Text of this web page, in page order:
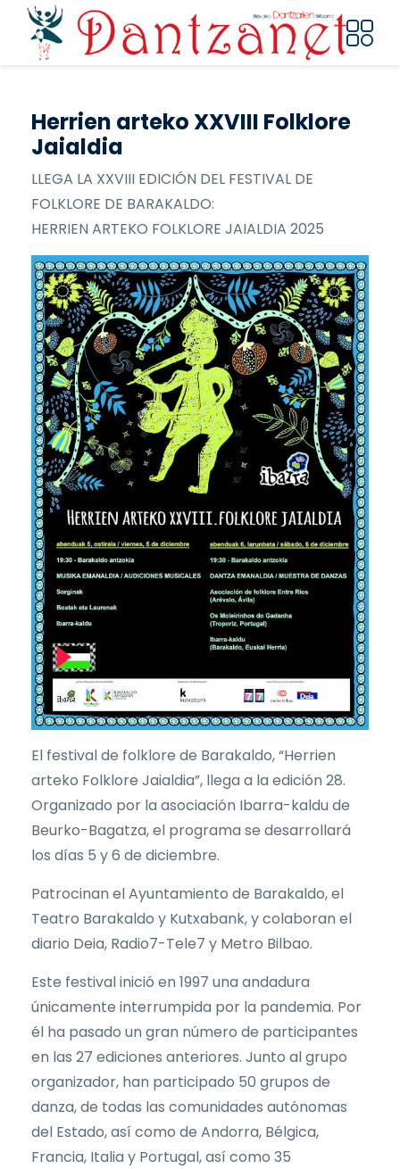
Pasar al contenido principal
Herrien arteko XXVIII Folklore
Jaialdia
LLEGA LA XXVIII EDICIÓN DEL FESTIVAL DE
FOLKLORE DE BARAKALDO:
HERRIEN ARTEKO FOLKLORE JAIALDIA 2025
El festival de folklore de Barakaldo, “Herrien
arteko Folklore Jaialdia”, llega a la edición 28.
Organizado por la asociación Ibarra-kaldu de
Beurko-Bagatza, el programa se desarrollará
los días 5 y 6 de diciembre.
Patrocinan el Ayuntamiento de Barakaldo, el
Teatro Barakaldo y Kutxabank, y colaboran el
diario Deia, Radio7-Tele7 y Metro Bilbao.
Este festival inició en 1997 una andadura
únicamente interrumpida por la pandemia. Por
él ha pasado un gran número de participantes
en las 27 ediciones anteriores. Junto al grupo
organizador, han participado 50 grupos de
danza, de todas las comunidades autónomas
del Estado, así como de Andorra, Bélgica,
Francia, Italia y Portugal, así como 35